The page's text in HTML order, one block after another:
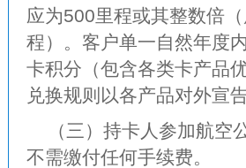
应为500里程或其整数倍
程）。客户单一自然年度
卡积分（包含各类卡产品
兑换规则以各产品对外宣
（三）持卡人参加航
不需缴付任何手续费。